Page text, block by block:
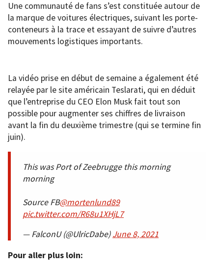
Une communauté de fans s’est constituée autour de
la marque de voitures électriques, suivant les porte-
conteneurs à la trace et essayant de suivre d’autres
mouvements logistiques importants.
La vidéo prise en début de semaine a également été
relayée par le site américain Teslarati, qui en déduit
que l’entreprise du CEO Elon Musk fait tout son
possible pour augmenter ses chiffres de livraison
avant la fin du deuxième trimestre (qui se termine fin
juin).
This was Port of Zeebrugge this morning
morning
Source FB@mortenlund89
pic.twitter.com/R68u1XHjL7
— FalconU (@UlricDabe)June 8, 2021
Pour aller plus loin: